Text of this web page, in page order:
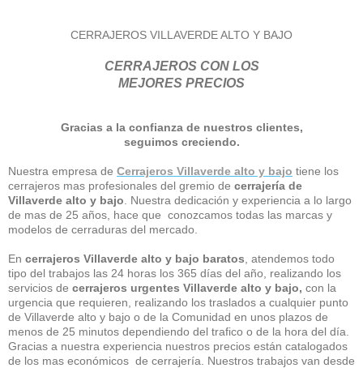
CERRAJEROS VILLAVERDE ALTO Y BAJO
CERRAJEROS CON LOS
MEJORES PRECIOS
Gracias a la confianza de nuestros clientes,
seguimos creciendo.
Nuestra empresa de Cerrajeros Villaverde alto y bajo tiene los
cerrajeros mas profesionales del gremio de cerrajería de
Villaverde alto y bajo . Nuestra dedicación y experiencia a lo largo
de mas de 25 años, hace que conozcamos todas las marcas y
modelos de cerraduras del mercado.
En cerrajeros Villaverde alto y bajo baratos , atendemos todo
tipo del trabajos las 24 horas los 365 días del año, realizando los
servicios de cerrajeros urgentes Villaverde alto y bajo, con la
urgencia que requieren, realizando los traslados a cualquier punto
de Villaverde alto y bajo o de la Comunidad en unos plazos de
menos de 25 minutos dependiendo del trafico o de la hora del día.
Gracias a nuestra experiencia nuestros precios están catalogados
de los mas económicos de cerrajería. Nuestros trabajos van desde